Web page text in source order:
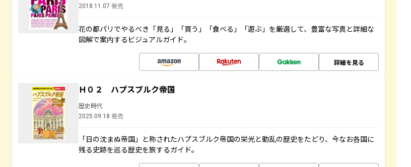
2018.11.07 発売
花の都パリでやるべき「見る」「買う」「食べる」「遊ぶ」を厳選して、豊富な写真と詳細な
図解で案内するビジュアルガイド。
詳細を見る
Ｈ０２ ハプスブルク帝国
歴史時代
2025.09.18 発売
「日の沈まぬ帝国」と称されたハプスブルク帝国の栄光と動乱の歴史をたどり、今なお各国に
残る史跡を巡る歴史を旅するガイド。